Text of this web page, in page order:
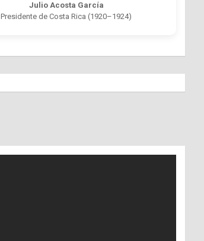
Julio Acosta García
Presidente de Costa Rica (1920–1924)